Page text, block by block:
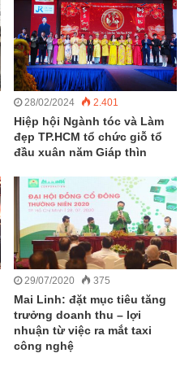
28/02/2024 2.401
Hiệp hội Ngành tóc và Làm
đẹp TP.HCM tổ chức giỗ tổ
đầu xuân năm Giáp thìn
29/07/2020 375
Mai Linh: đặt mục tiêu tăng
trưởng doanh thu – lợi
nhuận từ việc ra mắt taxi
công nghệ